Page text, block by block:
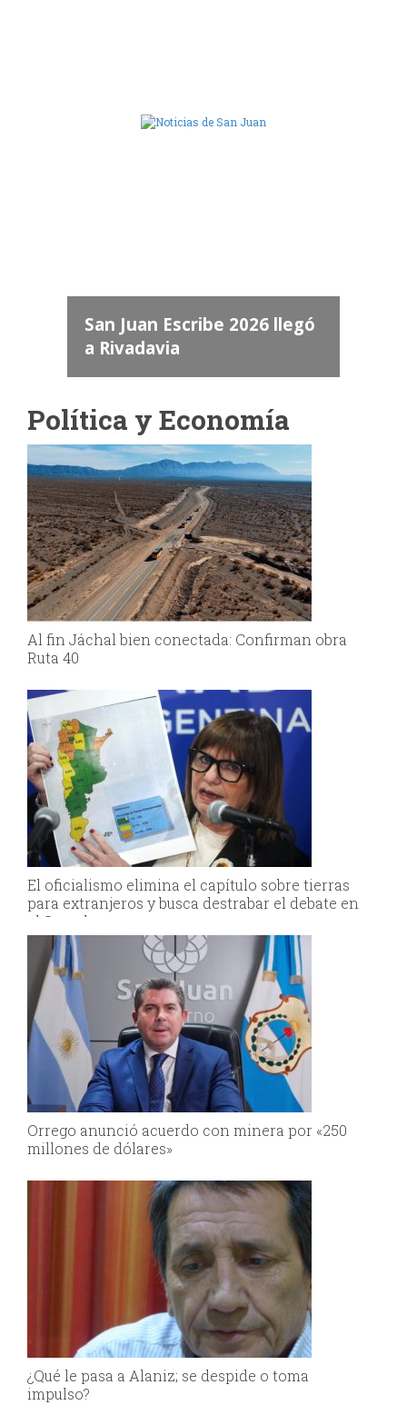
San Juan Escribe 2026 llegó
a Rivadavia
Política y Economía
Al fin Jáchal bien conectada: Confirman obra
Ruta 40
El oficialismo elimina el capítulo sobre tierras
para extranjeros y busca destrabar el debate en
el Senado
Orrego anunció acuerdo con minera por «250
millones de dólares»
¿Qué le pasa a Alaniz; se despide o toma
impulso?